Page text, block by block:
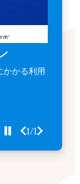
かかる利用
1/1